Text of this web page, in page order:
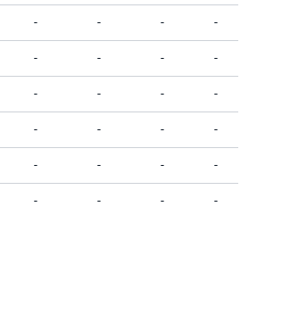
- - - -
- - - -
- - - -
- - - -
- - - -
- - - -